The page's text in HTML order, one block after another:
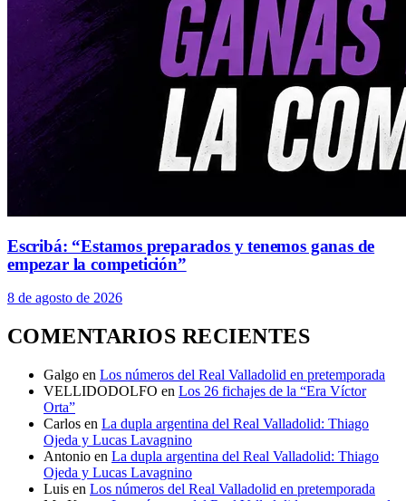
Escribá: “Estamos preparados y tenemos ganas de
empezar la competición”
8 de agosto de 2026
COMENTARIOS RECIENTES
Galgo en Los números del Real Valladolid en pretemporada
VELLIDODOLFO en Los 26 fichajes de la “Era Víctor
Orta”
Carlos en La dupla argentina del Real Valladolid: Thiago
Ojeda y Lucas Lavagnino
Antonio en La dupla argentina del Real Valladolid: Thiago
Ojeda y Lucas Lavagnino
Luis en Los números del Real Valladolid en pretemporada